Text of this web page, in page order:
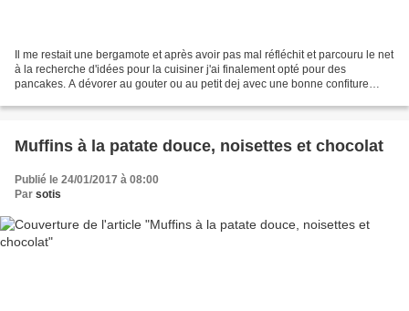
Il me restait une bergamote et après avoir pas mal réfléchit et parcouru le net
à la recherche d'idées pour la cuisiner j'ai finalement opté pour des
pancakes. A dévorer au gouter ou au petit dej avec une bonne confiture
Muffins à la patate douce, noisettes et chocolat
Publié le 24/01/2017 à 08:00
Par sotis